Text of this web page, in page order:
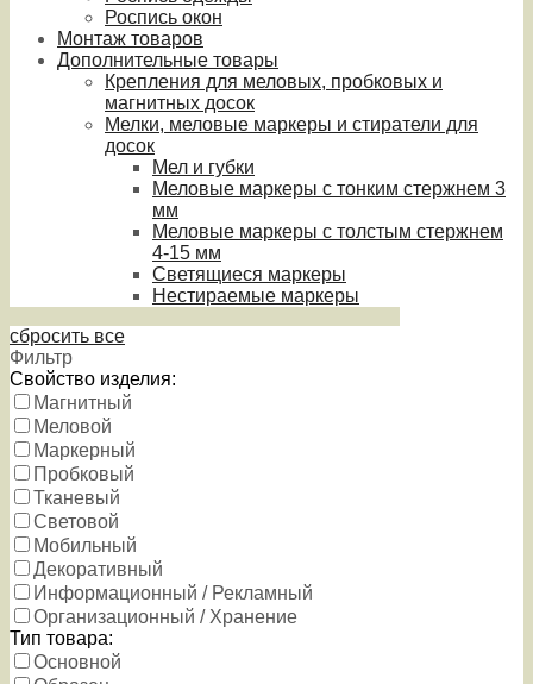
Роспись окон
Монтаж товаров
Дополнительные товары
Крепления для меловых, пробковых и
магнитных досок
Мелки, меловые маркеры и стиратели для
досок
Мел и губки
Меловые маркеры с тонким стержнем 3
мм
Меловые маркеры с толстым стержнем
4-15 мм
Светящиеся маркеры
Нестираемые маркеры
сбросить все
Фильтр
Свойство изделия:
Магнитный
Меловой
Маркерный
Пробковый
Тканевый
Световой
Мобильный
Декоративный
Информационный / Рекламный
Организационный / Хранение
Тип товара:
Основной